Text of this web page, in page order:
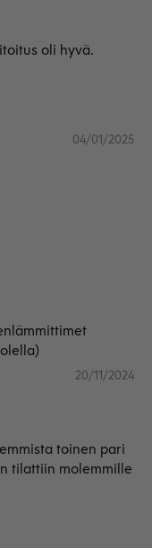
oli hyvä.
04/01/2025
20/11/2024
toinen pari
tilattiin molemmille